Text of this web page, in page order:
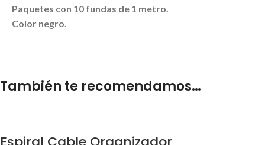
Paquetes con 10 fundas de 1 metro.
Color negro.
También te recomendamos…